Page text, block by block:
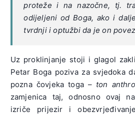
proteže i na nazočne, tj.
odijeljeni od Boga, ako i
tvrdnji i optužbi da je on
Uz proklinjanje stoji i glagol
Petar Boga poziva za svjedoka
pozna čovjeka toga – ton
zamjenica taj, odnosno ovaj
izriče prijezir i